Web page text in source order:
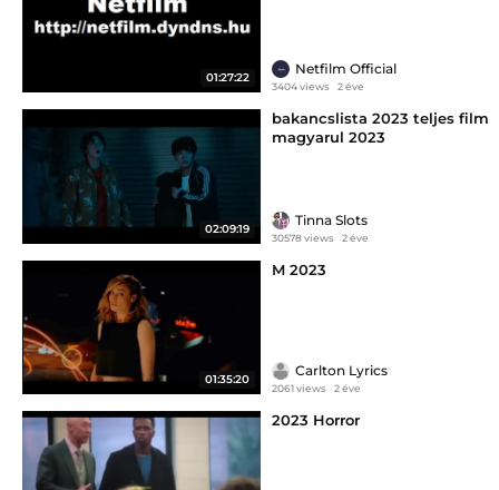
01:27:22
Netfilm Official
3404 views 2 éve
02:09:19
bakancslista 2023 teljes film
magyarul 2023
Tinna Slots
30578 views 2 éve
01:35:20
M 2023
Carlton Lyrics
2061 views 2 éve
2023 Horror